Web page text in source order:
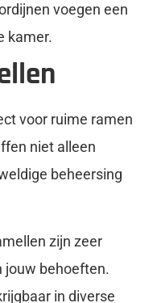
voegen een
kamer.
voor ruime ramen
niet alleen
beheersing
zijn zeer
jouw behoeften.
in diverse